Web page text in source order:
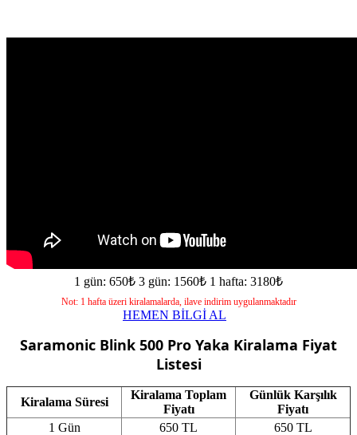
1 gün: 650₺ 3 gün: 1560₺ 1 hafta: 3180₺
Not: 1 hafta üzeri kiralamalarda, ilave indirim uygulanmaktadır
HEMEN BİLGİ AL
Saramonic Blink 500 Pro Yaka Kiralama Fiyat
Listesi
Kiralama Süresi
Kiralama Toplam
Fiyatı
Günlük Karşılık
Fiyatı
1 Gün
650 TL
650 TL